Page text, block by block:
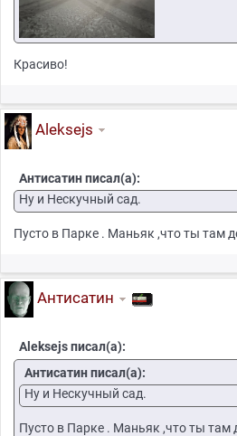
Красиво!
Aleksejs
Антисатин писал(а):
Ну и Нескучный сад.
Пусто в Парке . Маньяк ,что ты там
Антисатин
Aleksejs писал(а):
Антисатин писал(а):
Ну и Нескучный сад.
Пусто в Парке . Маньяк ,что ты там